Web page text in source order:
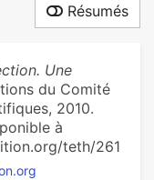
Résumés
Une
du Comité
2010.
à
teth/261